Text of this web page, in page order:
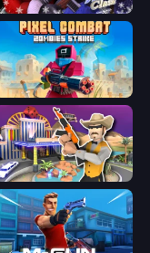
Winter Clash 3D
Pixel Combat: Zombies Strike
Casino Robbery